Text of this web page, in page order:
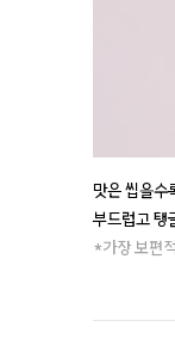
맛은 씹을수
부드럽고 탱
*가장 보편